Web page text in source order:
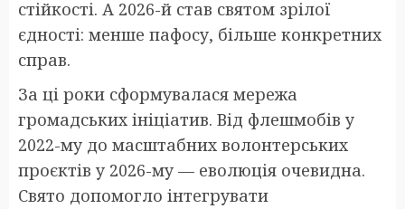
стійкості. А 2026-й став святом зрілої
єдності: менше пафосу, більше конкретних
справ.
За ці роки сформувалася мережа
громадських ініціатив. Від флешмобів у
2022-му до масштабних волонтерських
проєктів у 2026-му — еволюція очевидна.
Свято допомогло інтегрувати